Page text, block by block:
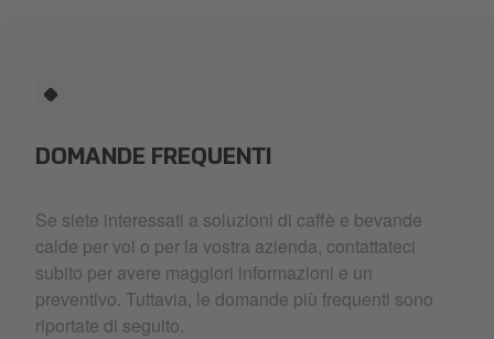
DOMANDE FREQUENTI
Se siete interessati a soluzioni di caffè e bevande
calde per voi o per la vostra azienda, contattateci
subito per avere maggiori informazioni e un
preventivo. Tuttavia, le domande più frequenti sono
riportate di seguito.